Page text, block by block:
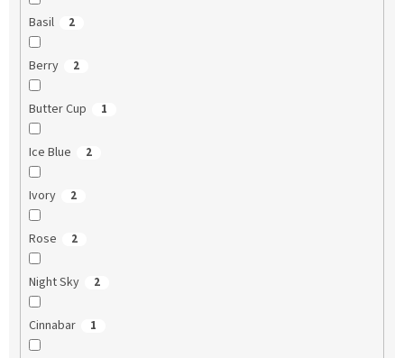
Basil 2
Berry 2
Butter Cup 1
Ice Blue 2
Ivory 2
Rose 2
Night Sky 2
Cinnabar 1